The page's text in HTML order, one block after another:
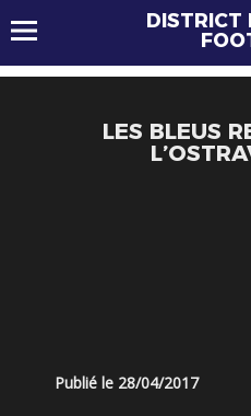
DISTRICT
LES BLEUS
Publié le 28/04/2017